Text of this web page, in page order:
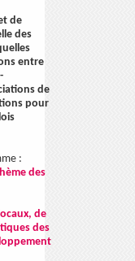
de
des
entre
de
pour
:
des
de
des